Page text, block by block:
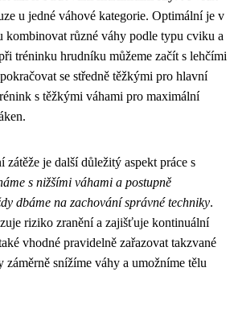
u jedné váhové kategorie. Optimální je v
kombinovat různé váhy podle typu cviku a
tréninku hrudníku můžeme začít s lehčími
se středně těžkými pro hlavní
s těžkými váhami pro maximální
zátěže je další důležitý aspekt práce s
s nižšími váhami a postupně
dbáme na zachování správné techniky.
riziko zranění a zajišťuje kontinuální
vhodné pravidelně zařazovat takzvané
snížíme váhy a umožníme tělu